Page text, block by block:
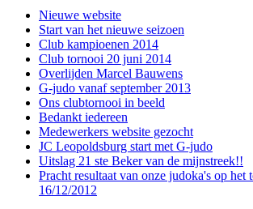
Nieuwe website
Start van het nieuwe seizoen
Club kampioenen 2014
Club tornooi 20 juni 2014
Overlijden Marcel Bauwens
G-judo vanaf september 2013
Ons clubtornooi in beeld
Bedankt iedereen
Medewerkers website gezocht
JC Leopoldsburg start met G-judo
Uitslag 21 ste Beker van de mijnstreek!!
Pracht resultaat van onze judoka's op het
16/12/2012